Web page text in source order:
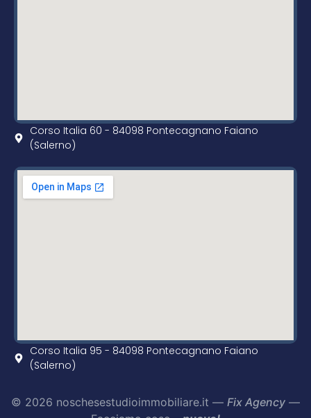
Corso Italia 60 - 84098 Pontecagnano Faiano
(Salerno)
Corso Italia 95 - 84098 Pontecagnano Faiano
(Salerno)
© 2026 noschesestudioimmobiliare.it — Fix Agency —